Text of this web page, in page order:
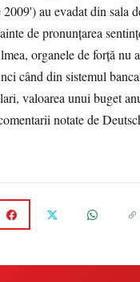
au evadat din sala
de pronunțarea
organele de forță nu
când din sistemul
valoarea unui buget
notate de